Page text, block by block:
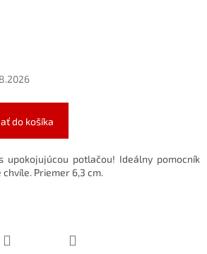
do košíka
upokojujúcou potlačou! Ideálny pomocník
Priemer 6,3 cm.